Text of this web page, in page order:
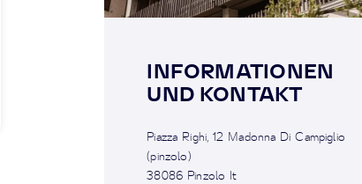
INFORMATIONEN
UND KONTAKT
Piazza Righi, 12 Madonna Di Campiglio
(pinzolo)
38086 Pinzolo It